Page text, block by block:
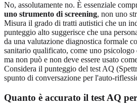
No, assolutamente no. È essenziale
uno strumento di screening, non uno
Misura il grado di tratti autistici che un
punteggio alto suggerisce che una
da una valutazione diagnostica formale
sanitario qualificato, come uno
ma non può e non deve essere usato
Considera il punteggio del test AQ
spunto di conversazione per l'auto-
Quanto è accurato il test AQ